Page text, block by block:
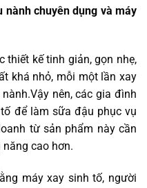
chuyên dụng và máy
thiết kế tinh giản, gọn nhẹ,
khá nhỏ, mỗi một lần xay
nên, các gia đình
để làm sữa đậu phục vụ
từ sản phẩm này cần
cao hơn.
máy xay sinh tố, người